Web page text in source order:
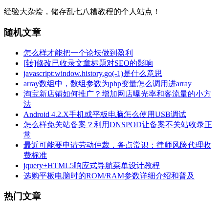
经验大杂烩，储存乱七八糟教程的个人站点！
随机文章
怎么样才能把一个论坛做到盈利
[转]修改已收录文章标题对SEO的影响
javascript:window.history.go(-1)是什么意思
array数组中，数组参数为php变量怎么调用进array
淘宝新店铺如何推广？增加网店曝光率和客流量的小方
法
Android 4.2.X手机或平板电脑怎么使用USB调试
怎么样免关站备案？利用DNSPOD让备案不关站收录正
常
最近可能要申请劳动仲裁，备点常识：律师风险代理收
费标准
jquery+HTML5响应式导航菜单设计教程
选购平板电脑时的ROM/RAM参数详细介绍和普及
热门文章